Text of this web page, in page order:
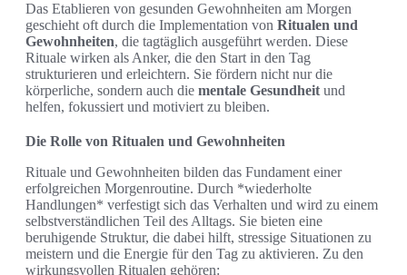
Das Etablieren von gesunden Gewohnheiten am Morgen
geschieht oft durch die Implementation von Ritualen und
Gewohnheiten, die tagtäglich ausgeführt werden. Diese
Rituale wirken als Anker, die den Start in den Tag
strukturieren und erleichtern. Sie fördern nicht nur die
körperliche, sondern auch die mentale Gesundheit und
helfen, fokussiert und motiviert zu bleiben.
Die Rolle von Ritualen und Gewohnheiten
Rituale und Gewohnheiten bilden das Fundament einer
erfolgreichen Morgenroutine. Durch *wiederholte
Handlungen* verfestigt sich das Verhalten und wird zu einem
selbstverständlichen Teil des Alltags. Sie bieten eine
beruhigende Struktur, die dabei hilft, stressige Situationen zu
meistern und die Energie für den Tag zu aktivieren. Zu den
wirkungsvollen Ritualen gehören: